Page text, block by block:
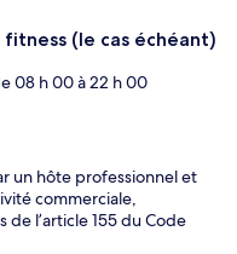
(le cas échéant)
08 h 00 à 22 h 00
un hôte professionnel et
commerciale,
de l’article 155 du Code